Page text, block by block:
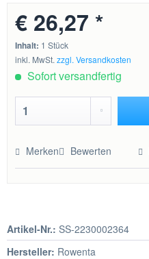
€ 26,27 *
Inhalt: 1 Stück
inkl. MwSt.zzgl. Versandkosten
Sofort versandfertig
Merken Bewerten
Artikel-Nr.: SS-2230002364
Hersteller: Rowenta